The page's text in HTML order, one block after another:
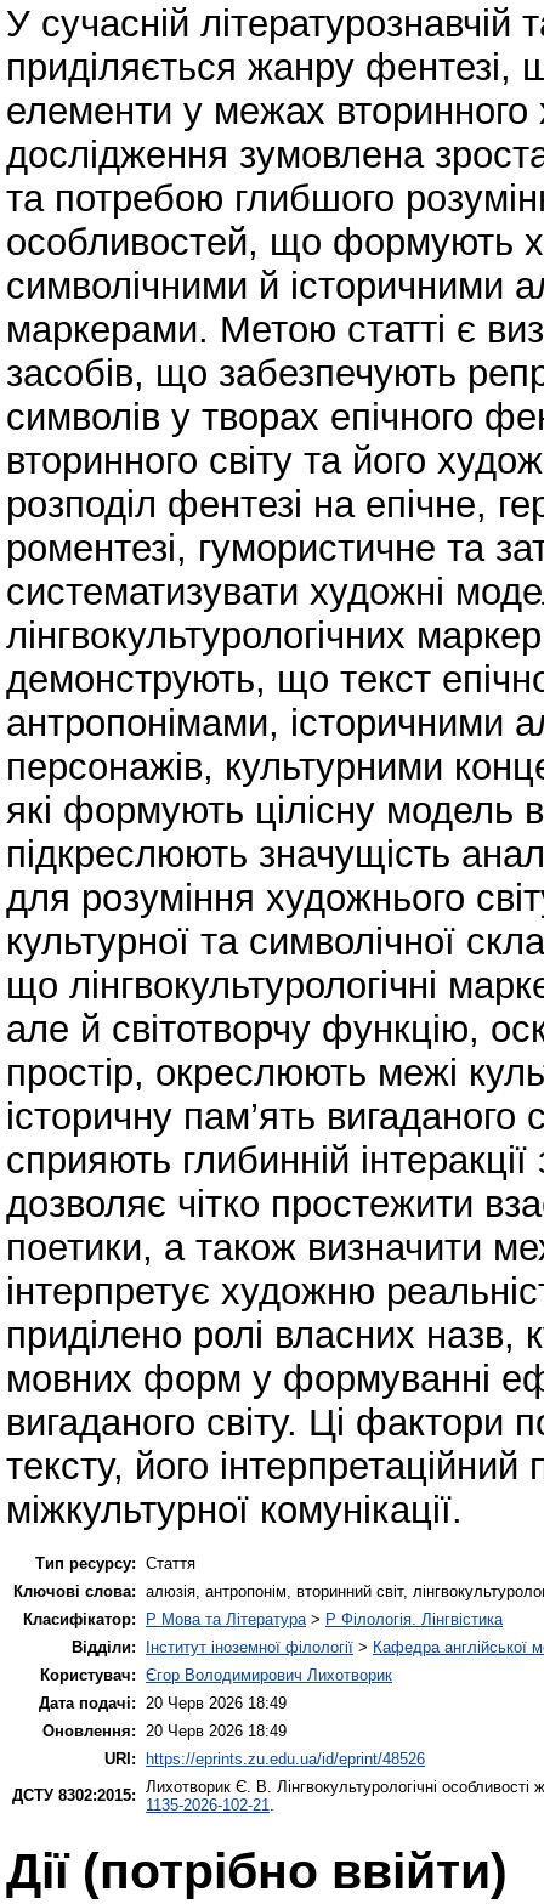
У сучасній літературознавчій
приділяється жанру фентезі,
елементи у межах вторинного
дослідження зумовлена
та потребою глибшого
особливостей, що формують
символічними й історичними
маркерами. Метою статті є
засобів, що забезпечують
символів у творах епічного
вторинного світу та його
розподіл фентезі на епічне,
роментезі, гумористичне та
систематизувати художні
лінгвокультурологічних
демонструють, що текст
антропонімами, історичними
персонажів, культурними
які формують цілісну модель
підкреслюють значущість
для розуміння художнього
культурної та символічної
що лінгвокультурологічні
але й світотворчу функцію,
простір, окреслюють межі
історичну пам’ять вигаданого
сприяють глибинній
дозволяє чітко простежити
поетики, а також визначити
інтерпретує художню
приділено ролі власних назв,
мовних форм у формуванні
вигаданого світу. Ці фактори
тексту, його
міжкультурної комунікації.
Тип ресурсу: Стаття
Ключові слова: алюзія, антропонім, вторинний світ,
Класифікатор:
P Мова та Література > P Філологія. Лінгвістика
Відділи:
Інститут іноземної філології > Кафедра англійської
Користувач: Єгор Володимирович Лихотворик
Дата подачі:
20 Черв 2026 18:49
Оновлення:
20 Черв 2026 18:49
URI: https://eprints.zu.edu.ua/id/eprint/48526
ДСТУ 8302:2015:
Лихотворик Є. В.
Лінгвокультурологічні
1135-2026-102-21
Дії ​​(потрібно ввійти)